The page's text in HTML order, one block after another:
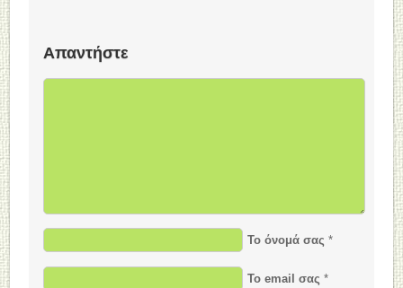
Απαντήστε
Το όνομά σας *
Το email σας *